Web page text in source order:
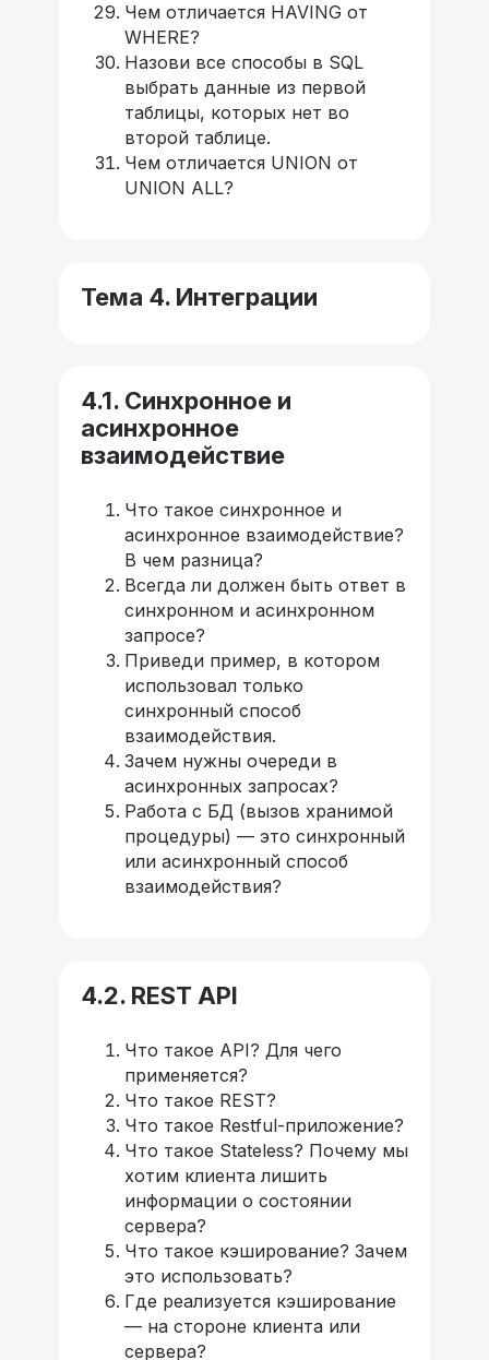
Чем отличается HAVING от
WHERE?
Назови все способы в SQL
выбрать данные из первой
таблицы, которых нет во
второй таблице.
Чем отличается UNION от
UNION ALL?
Тема 4. Интеграции
4.1. Синхронное и
асинхронное
взаимодействие
Что такое синхронное и
асинхронное взаимодействие?
В чем разница?
Всегда ли должен быть ответ в
синхронном и асинхронном
запросе?
Приведи пример, в котором
использовал только
синхронный способ
взаимодействия.
Зачем нужны очереди в
асинхронных запросах?
Работа с БД (вызов хранимой
процедуры) — это синхронный
или асинхронный способ
взаимодействия?
4.2. REST API
Что такое API? Для чего
применяется?
Что такое REST?
Что такое Restful-приложение?
Что такое Stateless? Почему мы
хотим клиента лишить
информации о состоянии
сервера?
Что такое кэширование? Зачем
это использовать?
Где реализуется кэширование
— на стороне клиента или
сервера?